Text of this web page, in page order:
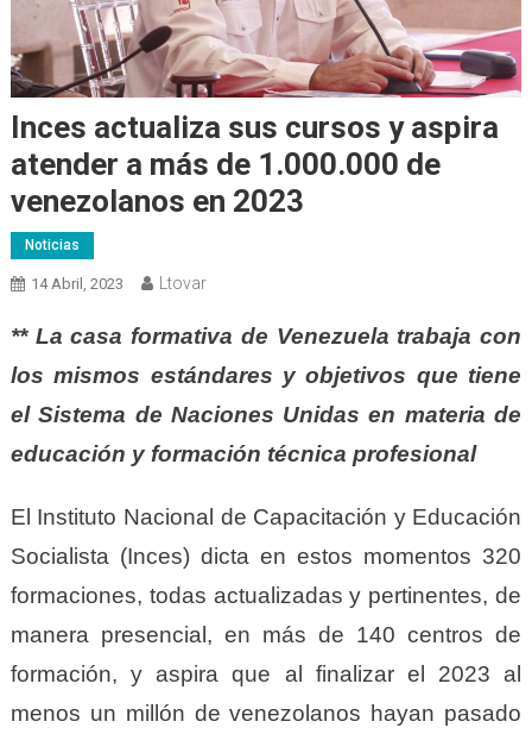
Inces actualiza sus cursos y aspira
atender a más de 1.000.000 de
venezolanos en 2023
Noticias
14 Abril, 2023 Ltovar
** La casa formativa de Venezuela trabaja con
los mismos estándares y objetivos que tiene
el Sistema de Naciones Unidas en materia de
educación y formación técnica profesional
El Instituto Nacional de Capacitación y Educación
Socialista (Inces) dicta en estos momentos 320
formaciones, todas actualizadas y pertinentes, de
manera presencial, en más de 140 centros de
formación, y aspira que al finalizar el 2023 al
menos un millón de venezolanos hayan pasado